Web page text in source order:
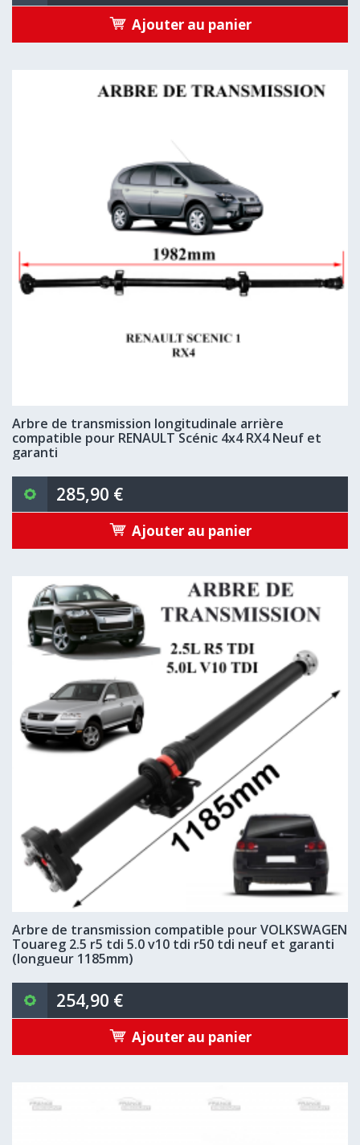
Ajouter au panier
Arbre de transmission longitudinale arrière
compatible pour RENAULT Scénic 4x4 RX4 Neuf et
garanti
285,90 €
Ajouter au panier
Arbre de transmission compatible pour VOLKSWAGEN
Touareg 2.5 r5 tdi 5.0 v10 tdi r50 tdi neuf et garanti
(longueur 1185mm)
254,90 €
Ajouter au panier